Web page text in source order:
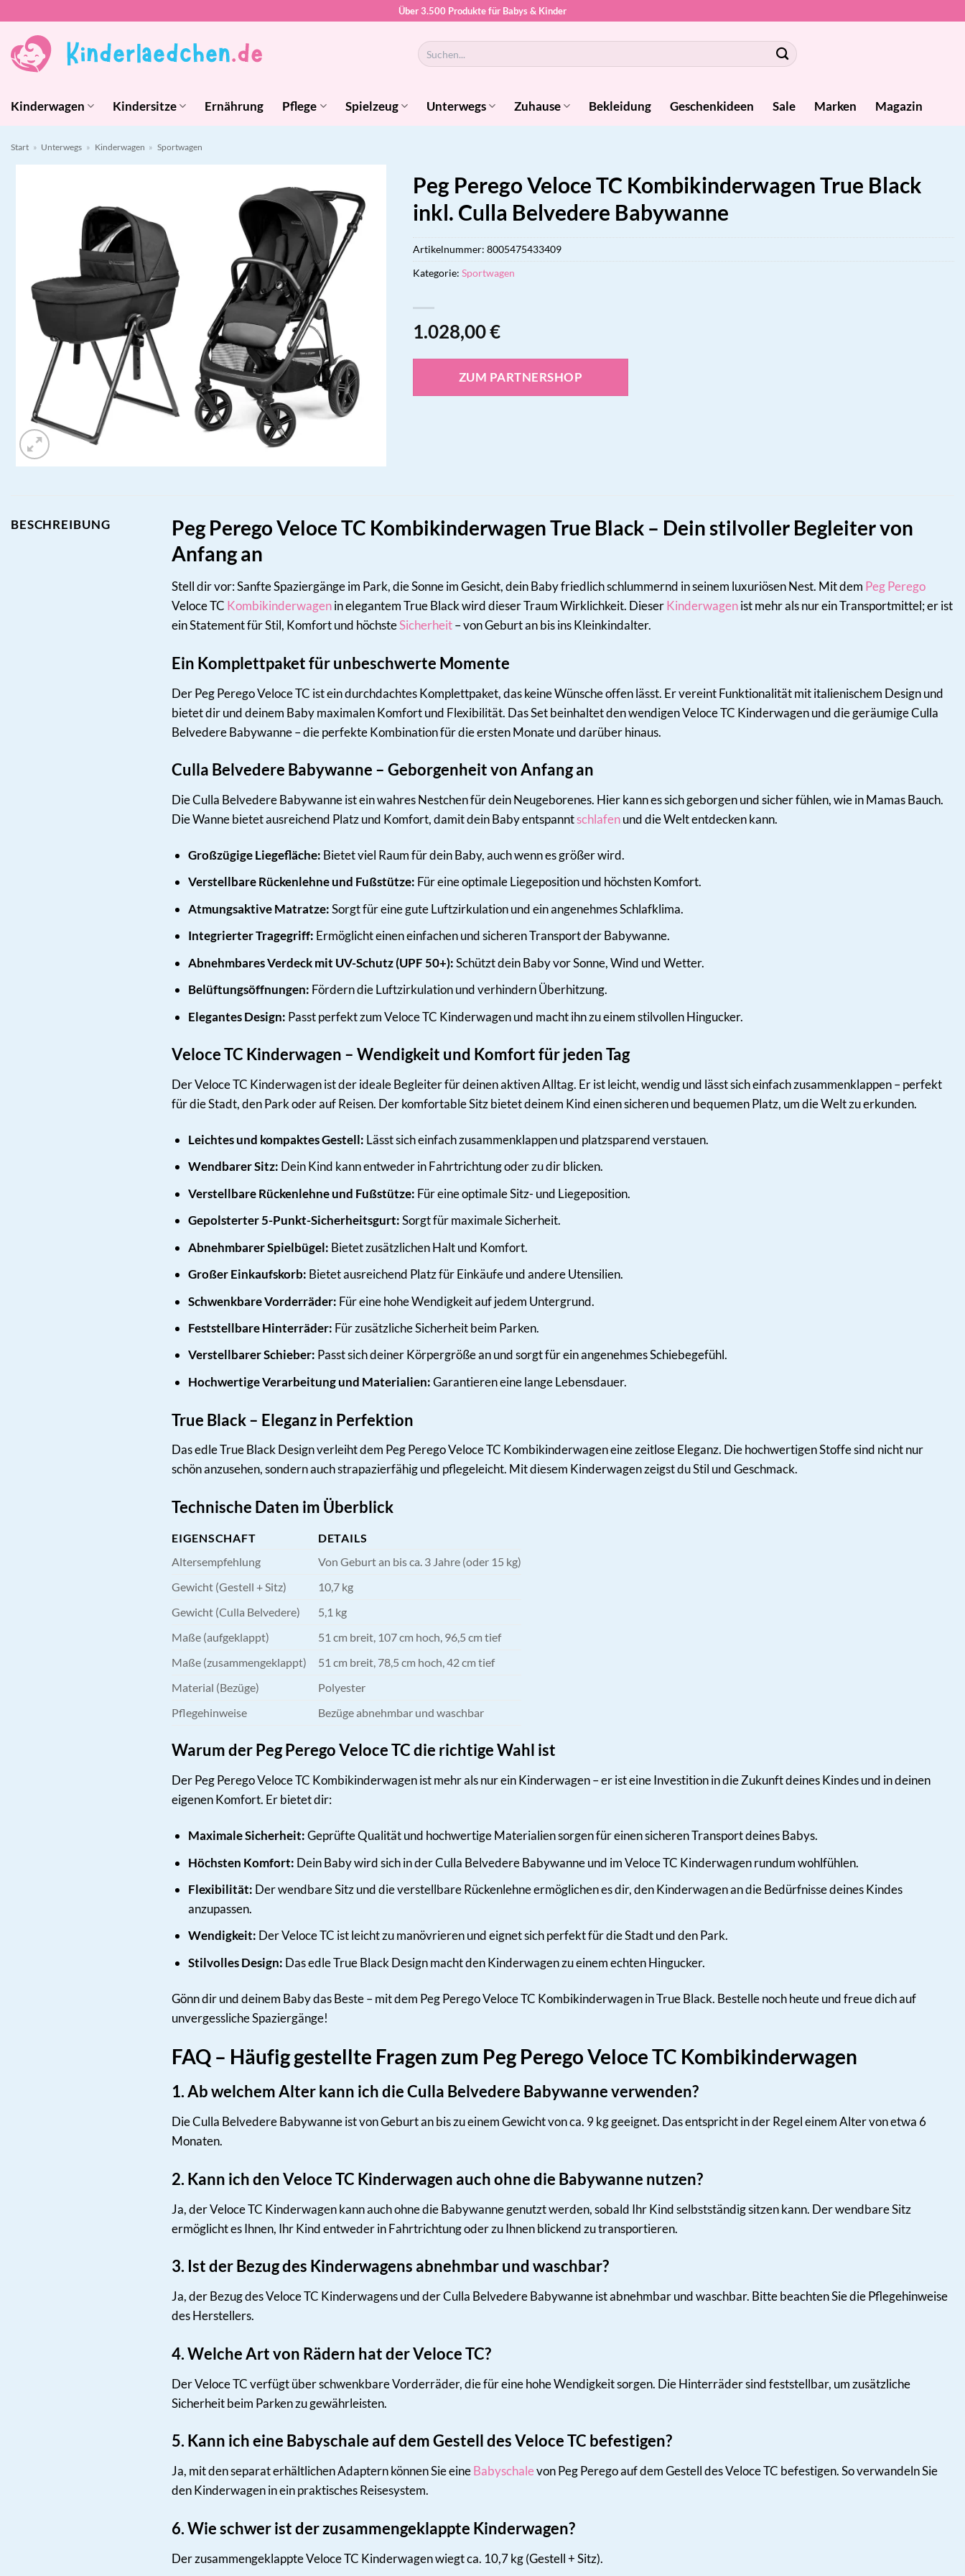
springen
Über 3.500 Produkte für Babys & Kinder
Suchen
nach:
Kinderwagen Kindersitze Ernährung Pflege Spielzeug Unterwegs Zuhause Bekleidung Geschenkideen Sale Marken Magazin
Start » Unterwegs » Kinderwagen » Sportwagen
Peg Perego Veloce TC Kombikinderwagen True Black
inkl. Culla Belvedere Babywanne
1.028,00€
ZUM PARTNERSHOP
Artikelnummer: 8005475433409
Kategorie: Sportwagen
BESCHREIBUNG
Peg Perego Veloce TC Kombikinderwagen True Black – Dein stilvoller Begleiter von
Anfang an
Stell dir vor: Sanfte Spaziergänge im Park, die Sonne im Gesicht, dein Baby friedlich schlummernd in seinem luxuriösen Nest. Mit dem Peg Perego
Veloce TC Kombikinderwagenin elegantem True Black wird dieser Traum Wirklichkeit. DieserKinderwagenist mehr als nur ein Transportmittel; er ist
ein Statement für Stil, Komfort und höchsteSicherheit– von Geburt an bis ins Kleinkindalter.
Ein Komplettpaket für unbeschwerte Momente
Der Peg Perego Veloce TC ist ein durchdachtes Komplettpaket, das keine Wünsche offen lässt. Er vereint Funktionalität mit italienischem Design und
bietet dir und deinem Baby maximalen Komfort und Flexibilität. Das Set beinhaltet den wendigen Veloce TC Kinderwagen und die geräumige Culla
Belvedere Babywanne – die perfekte Kombination für die ersten Monate und darüber hinaus.
Culla Belvedere Babywanne – Geborgenheit von Anfang an
Die Culla Belvedere Babywanne ist ein wahres Nestchen für dein Neugeborenes. Hier kann es sich geborgen und sicher fühlen, wie in Mamas Bauch.
Die Wanne bietet ausreichend Platz und Komfort, damit dein Baby entspanntschlafenund die Welt entdecken kann.
Großzügige Liegefläche: Bietet viel Raum für dein Baby, auch wenn es größer wird.
Verstellbare Rückenlehne und Fußstütze: Für eine optimale Liegeposition und höchsten Komfort.
Atmungsaktive Matratze:Sorgt für eine gute Luftzirkulation und ein angenehmes Schlafklima.
Integrierter Tragegriff: Ermöglicht einen einfachen und sicheren Transport der Babywanne.
Abnehmbares Verdeck mit UV-Schutz (UPF 50+):Schützt dein Baby vor Sonne, Wind und Wetter.
Belüftungsöffnungen: Fördern die Luftzirkulation und verhindern Überhitzung.
Elegantes Design: Passt perfekt zum Veloce TC Kinderwagen und macht ihn zu einem stilvollen Hingucker.
Veloce TC Kinderwagen – Wendigkeit und Komfort für jeden Tag
Der Veloce TC Kinderwagen ist der ideale Begleiter für deinen aktiven Alltag. Er ist leicht, wendig und lässt sich einfach zusammenklappen – perfekt
für die Stadt, den Park oder auf Reisen. Der komfortable Sitz bietet deinem Kind einen sicheren und bequemen Platz, um die Welt zu erkunden.
Leichtes und kompaktes Gestell: Lässt sich einfach zusammenklappen und platzsparend verstauen.
Wendbarer Sitz: Dein Kind kann entweder in Fahrtrichtung oder zu dir blicken.
Verstellbare Rückenlehne und Fußstütze: Für eine optimale Sitz- und Liegeposition.
Gepolsterter 5-Punkt-Sicherheitsgurt:Sorgt für maximale Sicherheit.
Abnehmbarer Spielbügel: Bietet zusätzlichen Halt und Komfort.
Großer Einkaufskorb: Bietet ausreichend Platz für Einkäufe und andere Utensilien.
Schwenkbare Vorderräder: Für eine hohe Wendigkeit auf jedem Untergrund.
Feststellbare Hinterräder: Für zusätzliche Sicherheit beim Parken.
Verstellbarer Schieber: Passt sich deiner Körpergröße an und sorgt für ein angenehmes Schiebegefühl.
Hochwertige Verarbeitung und Materialien:Garantieren eine lange Lebensdauer.
True Black – Eleganz in Perfektion
Das edle True Black Design verleiht dem Peg Perego Veloce TC Kombikinderwagen eine zeitlose Eleganz. Die hochwertigen Stoffe sind nicht nur
schön anzusehen, sondern auch strapazierfähig und pflegeleicht. Mit diesem Kinderwagen zeigst du Stil und Geschmack.
Technische Daten im Überblick
EIGENSCHAFT
DETAILS
Altersempfehlung
Von Geburt an bis ca. 3 Jahre (oder 15 kg)
Gewicht (Gestell + Sitz)
10,7 kg
Gewicht (Culla Belvedere)
5,1 kg
Maße (aufgeklappt)
51 cm breit, 107 cm hoch, 96,5 cm tief
Maße (zusammengeklappt)
51 cm breit, 78,5 cm hoch, 42 cm tief
Material (Bezüge)
Polyester
Pflegehinweise
Bezüge abnehmbar und waschbar
Warum der Peg Perego Veloce TC die richtige Wahl ist
Der Peg Perego Veloce TC Kombikinderwagen ist mehr als nur ein Kinderwagen – er ist eine Investition in die Zukunft deines Kindes und in deinen
eigenen Komfort. Er bietet dir:
Maximale Sicherheit:Geprüfte Qualität und hochwertige Materialien sorgen für einen sicheren Transport deines Babys.
Höchsten Komfort: Dein Baby wird sich in der Culla Belvedere Babywanne und im Veloce TC Kinderwagen rundum wohlfühlen.
Flexibilität: Der wendbare Sitz und die verstellbare Rückenlehne ermöglichen es dir, den Kinderwagen an die Bedürfnisse deines Kindes
anzupassen.
Wendigkeit: Der Veloce TC ist leicht zu manövrieren und eignet sich perfekt für die Stadt und den Park.
Stilvolles Design: Das edle True Black Design macht den Kinderwagen zu einem echten Hingucker.
Gönn dir und deinem Baby das Beste – mit dem Peg Perego Veloce TC Kombikinderwagen in True Black. Bestelle noch heute und freue dich auf
unvergessliche Spaziergänge!
FAQ – Häufig gestellte Fragen zum Peg Perego Veloce TC Kombikinderwagen
1. Ab welchem Alter kann ich die Culla Belvedere Babywanne verwenden?
Die Culla Belvedere Babywanne ist von Geburt an bis zu einem Gewicht von ca. 9 kg geeignet. Das entspricht in der Regel einem Alter von etwa 6
Monaten.
2. Kann ich den Veloce TC Kinderwagen auch ohne die Babywanne nutzen?
Ja, der Veloce TC Kinderwagen kann auch ohne die Babywanne genutzt werden, sobald Ihr Kind selbstständig sitzen kann. Der wendbare Sitz
ermöglicht es Ihnen, Ihr Kind entweder in Fahrtrichtung oder zu Ihnen blickend zu transportieren.
3. Ist der Bezug des Kinderwagens abnehmbar und waschbar?
Ja, der Bezug des Veloce TC Kinderwagens und der Culla Belvedere Babywanne ist abnehmbar und waschbar. Bitte beachten Sie die Pflegehinweise
des Herstellers.
4. Welche Art von Rädern hat der Veloce TC?
Der Veloce TC verfügt über schwenkbare Vorderräder, die für eine hohe Wendigkeit sorgen. Die Hinterräder sind feststellbar, um zusätzliche
Sicherheit beim Parken zu gewährleisten.
5. Kann ich eine Babyschale auf dem Gestell des Veloce TC befestigen?
Ja, mit den separat erhältlichen Adaptern können Sie eineBabyschalevon Peg Perego auf dem Gestell des Veloce TC befestigen. So verwandeln Sie
den Kinderwagen in ein praktisches Reisesystem.
6. Wie schwer ist der zusammengeklappte Kinderwagen?
Der zusammengeklappte Veloce TC Kinderwagen wiegt ca. 10,7 kg (Gestell + Sitz).